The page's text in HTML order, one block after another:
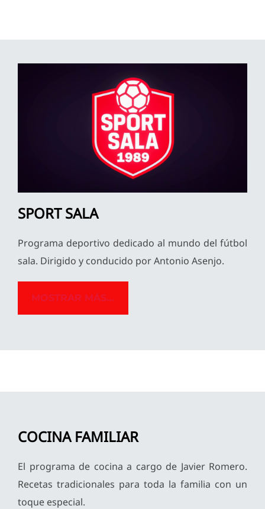
SPORT SALA
Programa deportivo dedicado al mundo del fútbol
sala. Dirigido y conducido por Antonio Asenjo.
MOSTRAR MÁS…
COCINA FAMILIAR
El programa de cocina a cargo de Javier Romero.
Recetas tradicionales para toda la familia con un
toque especial.